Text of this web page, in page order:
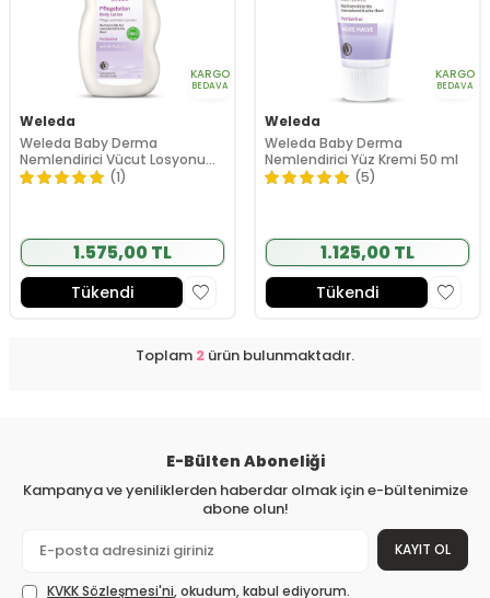
KARGO
BEDAVA
Weleda
Weleda Baby Derma
Nemlendirici Vücut Losyonu
200 ml
(1)
1.575,00 TL
Tükendi
KARGO
BEDAVA
Weleda
Weleda Baby Derma
Nemlendirici Yüz Kremi 50 ml
(5)
1.125,00 TL
Tükendi
Toplam 2 ürün bulunmaktadır.
E-Bülten Aboneliği
Kampanya ve yeniliklerden haberdar olmak için e-bültenimize
abone olun!
KAYIT OL
KVKK Sözleşmesi'ni, okudum, kabul ediyorum.